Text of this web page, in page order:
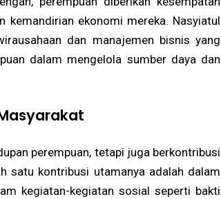
kemandirian ekonomi mereka. Nasyiatul
dan manajemen bisnis yang
dalam mengelola sumber daya dan
perempuan, tetapi juga berkontribusi
satu kontribusi utamanya adalah dalam
kegiatan-kegiatan sosial seperti bakti